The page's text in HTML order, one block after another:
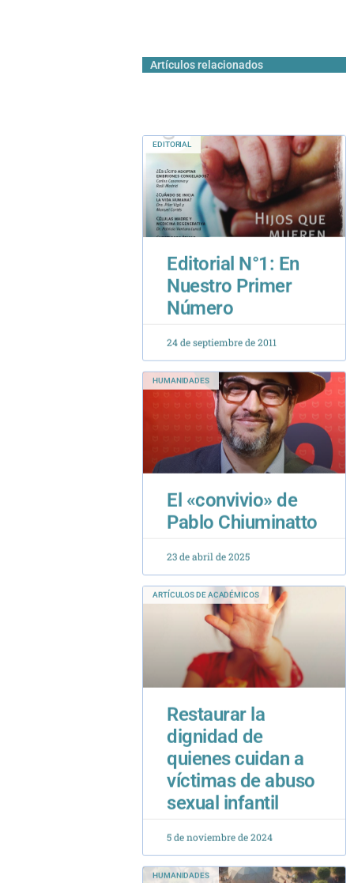
Artículos relacionados
Editorial N°1: En
Nuestro Primer
Número
24 de septiembre de 2011
HUMANIDADES
El «convivio» de
Pablo Chiuminatto
23 de abril de 2025
ARTÍCULOS DE ACADÉMICOS
Restaurar la
dignidad de
quienes cuidan a
víctimas de abuso
sexual infantil
5 de noviembre de 2024
HUMANIDADES